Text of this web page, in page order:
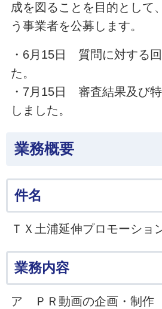
成を図ることを目的として
う事業者を公募します。
・6月15日 質問に対する
た。
・7月15日 審査結果及び
しました。
業務概要
件名
ＴＸ土浦延伸プロモーショ
業務内容
ア ＰＲ動画の企画・制作